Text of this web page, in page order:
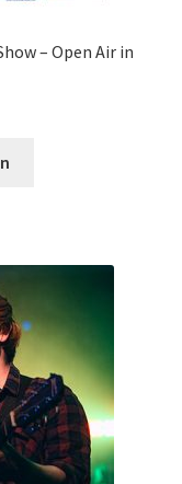
– Open Air in